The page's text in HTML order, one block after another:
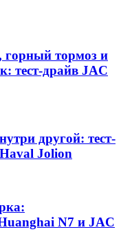
горный тормоз и
тест-драйв JAC
другой: тест-
Jolion
N7 и JAC